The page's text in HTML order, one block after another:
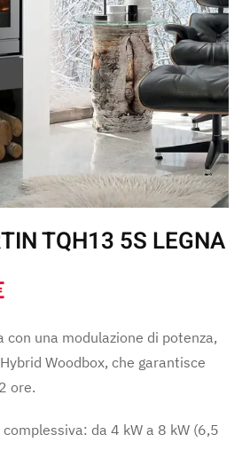
TQH13 5S LEGNA
con una modulazione di potenza,
Woodbox, che garantisce
ore.
da 4 kW a 8 kW (6,5